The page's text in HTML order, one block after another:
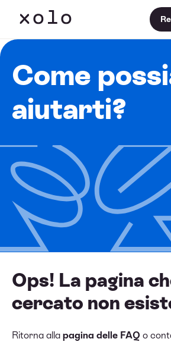
Come
aiutarti?
Ops! La pagina
cercato non
Ritorna alla pagina delle FAQ o